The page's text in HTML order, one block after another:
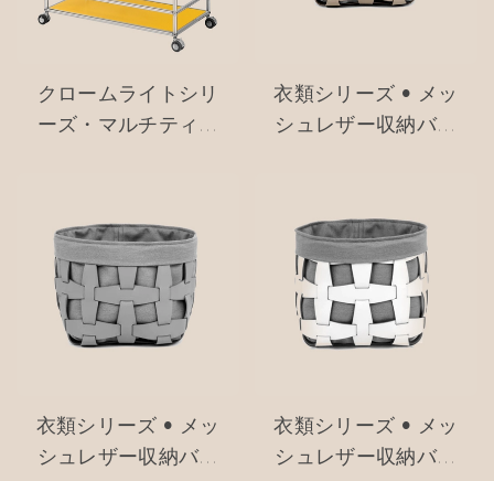
クロームライトシリ
ーズ・マルチティア
リー #MSR2408016
衣類シリーズ • メッ
シュレザー収納バス
衣類シリーズ • メッ
シュレザー収納バス
衣類シリーズ • メッ
シュレザー収納バス